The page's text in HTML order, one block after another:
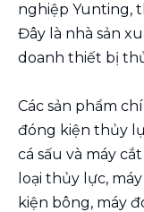
nghiệp Yunting,
Đây là nhà sản
doanh thiết bị
Các sản phẩm
đóng kiện thủy
cá sấu và máy
loại thủy lực,
kiện bông, máy